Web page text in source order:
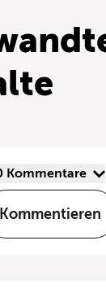
0 Kommentare
Kommentieren